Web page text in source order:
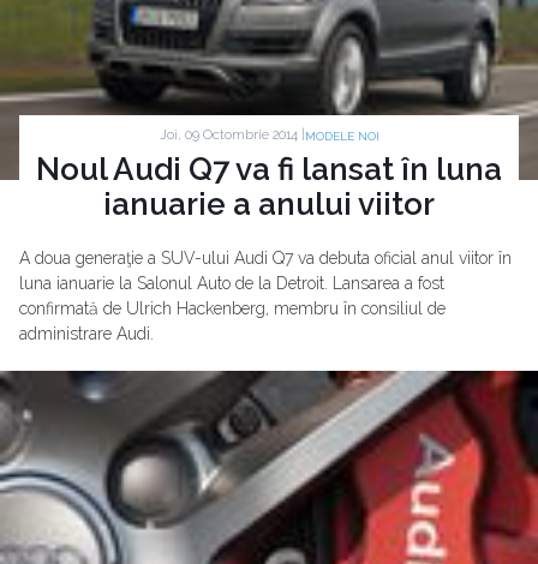
Joi, 09 Octombrie 2014 | MODELE NOI
Noul Audi Q7 va fi lansat în luna
ianuarie a anului viitor
A doua generaţie a SUV-ului Audi Q7 va debuta oficial anul viitor în
luna ianuarie la Salonul Auto de la Detroit. Lansarea a fost
confirmată de Ulrich Hackenberg, membru în consiliul de
administrare Audi.